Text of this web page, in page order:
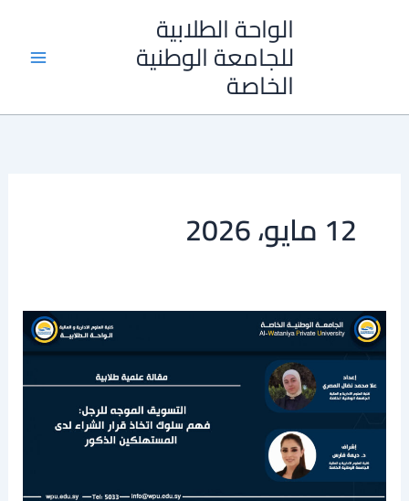
الواحة الطلابية
للجامعة الوطنية
الخاصة
12 مايو، 2026
مقالة
علمية
طلابية
بعنوان:
التسويق
الموجه
للرجل:
فهم